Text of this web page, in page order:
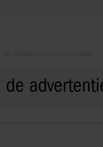
ze hebben verzameld